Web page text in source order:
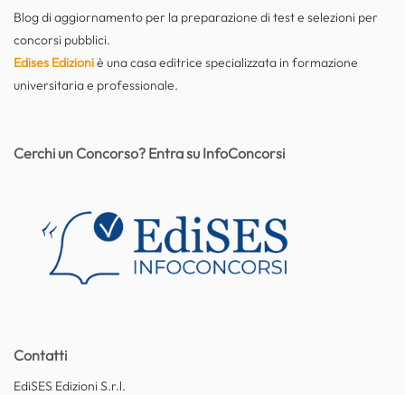
Blog di aggiornamento per la preparazione di test e selezioni per
concorsi pubblici.
Edises Edizioniè una casa editrice specializzata in formazione
universitaria e professionale.
Contatti
EdiSES Edizioni S.r.l.
Cerchi un Concorso? Entra su InfoConcorsi